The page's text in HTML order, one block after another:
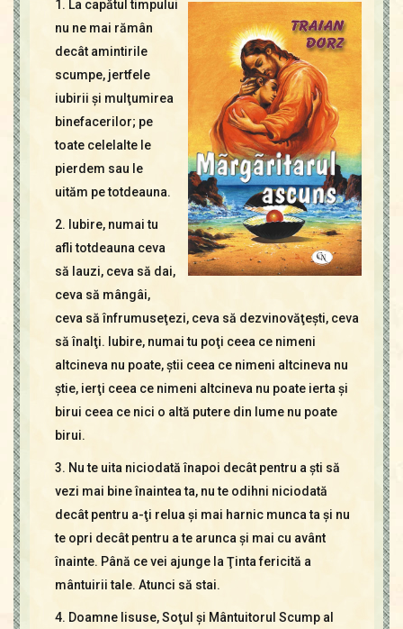
Icoane
Mărgăritare
Calendar
Glosar
Repere
Contact
1. La capătul timpului
nu ne mai rămân
decât amintirile
scumpe, jertfele
iubirii şi mulţumirea
binefacerilor; pe
toate celelalte le
pierdem sau le
uităm pe totdeauna.
2. Iubire, numai tu
afli totdeauna ceva
să lauzi, ceva să dai,
ceva să mângâi,
ceva să înfrumuseţezi, ceva să dezvinovăţeşti, ceva
să înalţi. Iubire, numai tu poţi ceea ce nimeni
altcineva nu poate, ştii ceea ce nimeni altcineva nu
ştie, ierţi ceea ce nimeni altcineva nu poate ierta şi
birui ceea ce nici o altă putere din lume nu poate
birui.
3. Nu te uita niciodată înapoi decât pentru a şti să
vezi mai bine înaintea ta, nu te odihni niciodată
decât pentru a-ţi relua şi mai harnic munca ta şi nu
te opri decât pentru a te arunca şi mai cu avânt
înainte. Până ce vei ajunge la Ţinta fericită a
mântuirii tale. Atunci să stai.
4. Doamne Iisuse, Soţul şi Mântuitorul Scump al